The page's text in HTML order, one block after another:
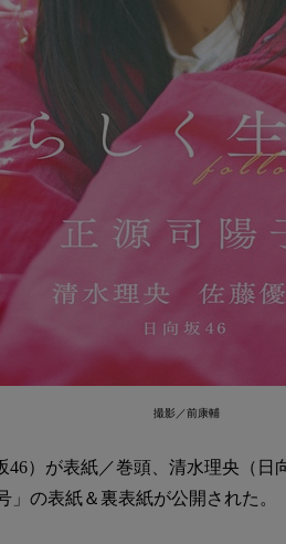
撮影／前康輔
46）が表紙／巻頭、清水理央（日
」の表紙＆裏表紙が公開された。